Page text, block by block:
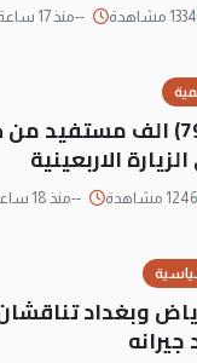
--منذ 17 ساعة
(796) الف مستفيد
الاربعينية
--منذ 18 ساعة
وبغداد